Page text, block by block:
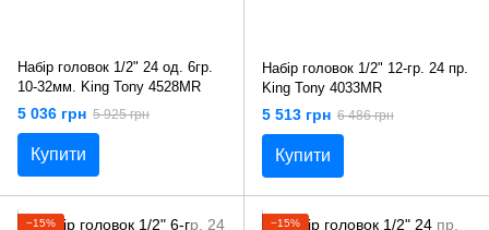
Набір головок 1/2" 24 од. 6гр.
10-32мм. King Tony 4528MR
5 036 грн 5 925 грн
Купити
Набір головок 1/2" 12-гр. 24 пр.
King Tony 4033MR
5 513 грн 6 486 грн
Купити
−15% −15%